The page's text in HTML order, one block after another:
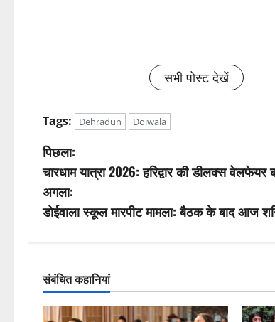
सभी पोस्ट देखें
Tags: Dehradun Doiwala
पो
स्ट
ने
गे
श
पिछला:
चारधाम यात्रा 2026: हरिद्वार की डीलक्स
अगला:
डोईवाला स्कूल मारपीट मामला: बैठक के बाद आज
संबंधित कहानियां